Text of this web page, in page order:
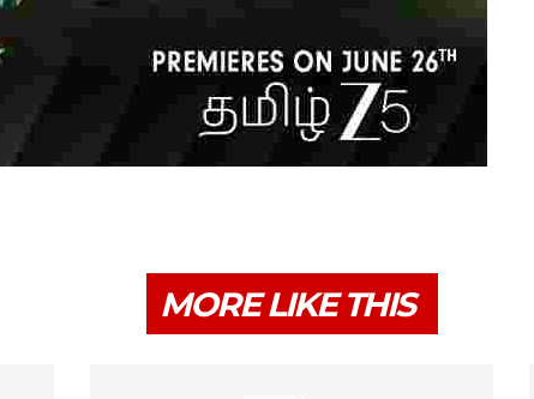
MORE LIKE THIS